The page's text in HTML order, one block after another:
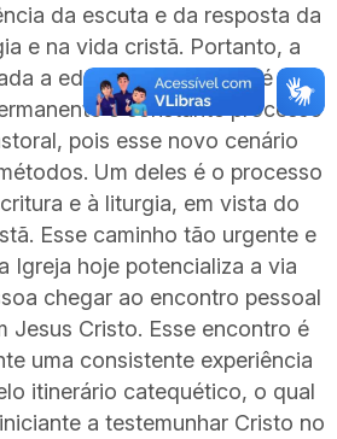
da escuta e da resposta da
e na vida cristã. Portanto, a
a educar-se à escuta, é
e constante processo
pois esse novo cenário
Um deles é o processo
e à liturgia, em vista do
Esse caminho tão urgente e
Igreja hoje potencializa a via
chegar ao encontro pessoal
Jesus Cristo. Esse encontro é
uma consistente experiência
itinerário catequético, o qual
a testemunhar Cristo no